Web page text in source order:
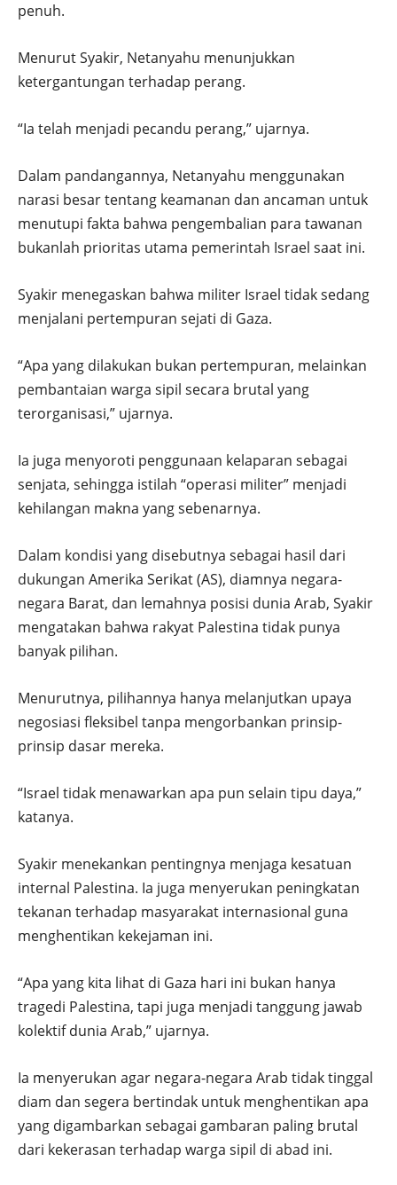
penuh.
Menurut Syakir, Netanyahu menunjukkan
ketergantungan terhadap perang.
“Ia telah menjadi pecandu perang,” ujarnya.
Dalam pandangannya, Netanyahu menggunakan
narasi besar tentang keamanan dan ancaman untuk
menutupi fakta bahwa pengembalian para tawanan
bukanlah prioritas utama pemerintah Israel saat ini.
Syakir menegaskan bahwa militer Israel tidak sedang
menjalani pertempuran sejati di Gaza.
“Apa yang dilakukan bukan pertempuran, melainkan
pembantaian warga sipil secara brutal yang
terorganisasi,” ujarnya.
Ia juga menyoroti penggunaan kelaparan sebagai
senjata, sehingga istilah “operasi militer” menjadi
kehilangan makna yang sebenarnya.
Dalam kondisi yang disebutnya sebagai hasil dari
dukungan Amerika Serikat (AS), diamnya negara-
negara Barat, dan lemahnya posisi dunia Arab, Syakir
mengatakan bahwa rakyat Palestina tidak punya
banyak pilihan.
Menurutnya, pilihannya hanya melanjutkan upaya
negosiasi fleksibel tanpa mengorbankan prinsip-
prinsip dasar mereka.
“Israel tidak menawarkan apa pun selain tipu daya,”
katanya.
Syakir menekankan pentingnya menjaga kesatuan
internal Palestina. Ia juga menyerukan peningkatan
tekanan terhadap masyarakat internasional guna
menghentikan kekejaman ini.
“Apa yang kita lihat di Gaza hari ini bukan hanya
tragedi Palestina, tapi juga menjadi tanggung jawab
kolektif dunia Arab,” ujarnya.
Ia menyerukan agar negara-negara Arab tidak tinggal
diam dan segera bertindak untuk menghentikan apa
yang digambarkan sebagai gambaran paling brutal
dari kekerasan terhadap warga sipil di abad ini.